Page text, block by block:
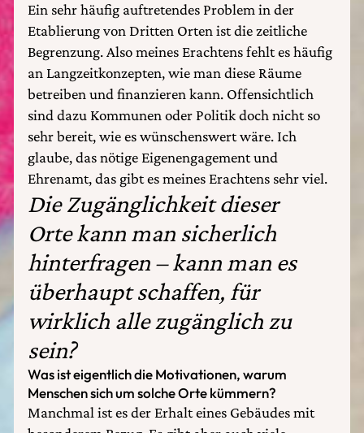
Ein sehr häufig auftretendes Problem in der
Etablierung von Dritten Orten ist die zeitliche
Begrenzung. Also meines Erachtens fehlt es häufig
an Langzeitkonzepten, wie man diese Räume
betreiben und finanzieren kann. Offensichtlich
sind dazu Kommunen oder Politik doch nicht so
sehr bereit, wie es wünschenswert wäre. Ich
glaube, das nötige Eigenengagement und
Ehrenamt, das gibt es meines Erachtens sehr viel.
Die Zugänglichkeit dieser
Orte kann man sicherlich
hinterfragen – kann man es
überhaupt schaffen, für
wirklich alle zugänglich zu
sein?
Was ist eigentlich die Motivationen, warum
Menschen sich um solche Orte kümmern?
Manchmal ist es der Erhalt eines Gebäudes mit